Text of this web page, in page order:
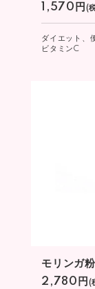
1,570円 (
ダイエット、
ビタミンC
モリンガ
2,780円(